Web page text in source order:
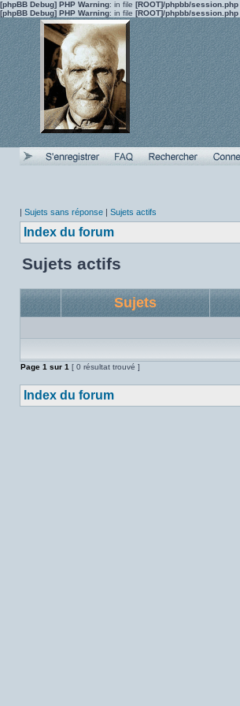
[phpBB Debug] PHP Warning: in file [ROOT]/phpbb/session.php
[phpBB Debug] PHP Warning: in file [ROOT]/phpbb/session.php
| Sujets sans réponse | Sujets actifs
Index du forum
Sujets actifs
Sujets
Page 1 sur 1 [ 0 résultat trouvé ]
Index du forum